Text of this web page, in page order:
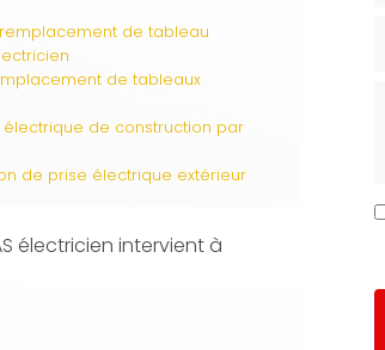
de tableau
de tableaux
électrique de construction par
de prise électrique extérieur
électricien intervient à